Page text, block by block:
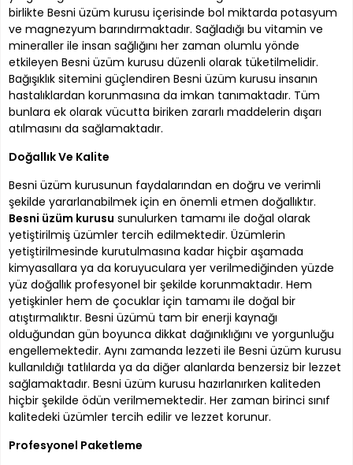
birlikte Besni üzüm kurusu içerisinde bol miktarda potasyum
ve magnezyum barındırmaktadır. Sağladığı bu vitamin ve
mineraller ile insan sağlığını her zaman olumlu yönde
etkileyen Besni üzüm kurusu düzenli olarak tüketilmelidir.
Bağışıklık sitemini güçlendiren Besni üzüm kurusu insanın
hastalıklardan korunmasına da imkan tanımaktadır. Tüm
bunlara ek olarak vücutta biriken zararlı maddelerin dışarı
atılmasını da sağlamaktadır.
Doğallık Ve Kalite
Besni üzüm kurusunun faydalarından en doğru ve verimli
şekilde yararlanabilmek için en önemli etmen doğallıktır.
Besni üzüm kurusu sunulurken tamamı ile doğal olarak
yetiştirilmiş üzümler tercih edilmektedir. Üzümlerin
yetiştirilmesinde kurutulmasına kadar hiçbir aşamada
kimyasallara ya da koruyuculara yer verilmediğinden yüzde
yüz doğallık profesyonel bir şekilde korunmaktadır. Hem
yetişkinler hem de çocuklar için tamamı ile doğal bir
atıştırmalıktır. Besni üzümü tam bir enerji kaynağı
olduğundan gün boyunca dikkat dağınıklığını ve yorgunluğu
engellemektedir. Aynı zamanda lezzeti ile Besni üzüm kurusu
kullanıldığı tatlılarda ya da diğer alanlarda benzersiz bir lezzet
sağlamaktadır. Besni üzüm kurusu hazırlanırken kaliteden
hiçbir şekilde ödün verilmemektedir. Her zaman birinci sınıf
kalitedeki üzümler tercih edilir ve lezzet korunur.
Profesyonel Paketleme